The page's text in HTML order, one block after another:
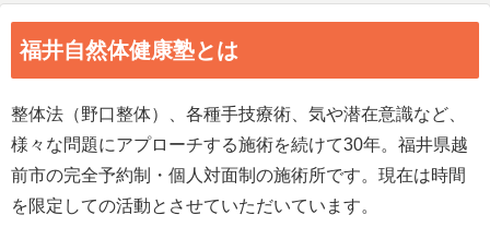
福井自然体健康塾とは
整体法（野口整体）、各種手技療術、気や潜在意識など、
様々な問題にアプローチする施術を続けて30年。福井県越
前市の完全予約制・個人対面制の施術所です。現在は時間
を限定しての活動とさせていただいています。